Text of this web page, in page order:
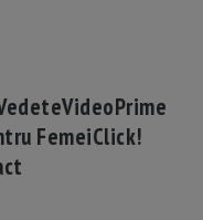
VideoPrime
FemeiClick!